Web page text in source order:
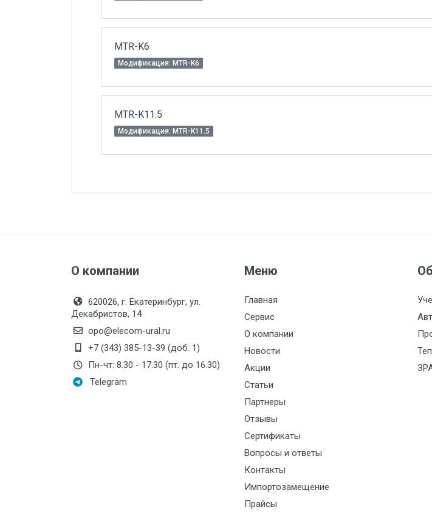
MTR-K6
Модификация: MTR-K6
MTR-K11.5
Модификация: MTR-K11.5
Тип чувствительно элемента
Тип наполнителя
Длина капиллярной трубки
Подключение сигнальных проводов
Диаметр подключаемого кабеля
О компании
620026, г. Екатеринбург, ул.
Декабристов, 14
opo@elecom-ural.ru
+7 (343) 385-13-39 (доб. 1)
Пн-чт: 8.30 - 17.30 (пт. до 16.30)
Telegram
Меню
Главная
Сервис
О компании
Новости
Акции
Статьи
Партнеры
Отзывы
Сертификаты
Вопросы и ответы
Контакты
Импортозамещение
Прайсы